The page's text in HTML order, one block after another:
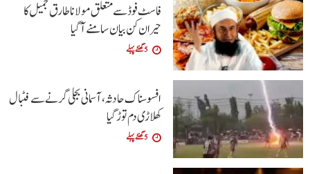
فاسٹ فوڈ سے متعلق مولانا طارق جمیل کا
حیران کن بیان سامنے آگیا
5 گھنٹے پہلے
افسوسناک حادثہ، آسمانی بجلی گرنے سے فٹبال
کھلاڑی دم توڑ گیا
5 گھنٹے پہلے